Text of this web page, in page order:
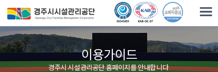
이용가이드
경주시 시설관리공단 홈페이지를 안내합니다.